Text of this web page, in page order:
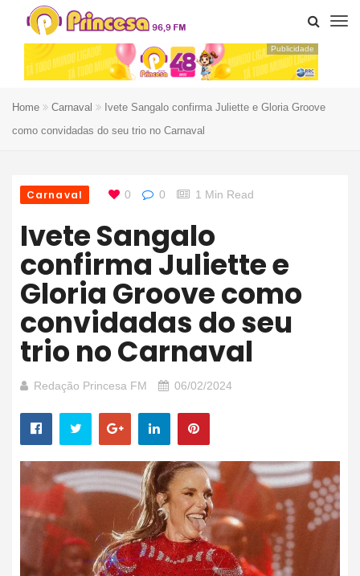
Publicidade
Home Carnaval
Ivete Sangalo confirma Juliette e Gloria Groove
como convidadas do seu trio no Carnaval
Carnaval 0 0 1 Min Read
Ivete Sangalo
confirma Juliette e
Gloria Groove como
convidadas do seu
trio no Carnaval
Redação Princesa FM 06/02/2024